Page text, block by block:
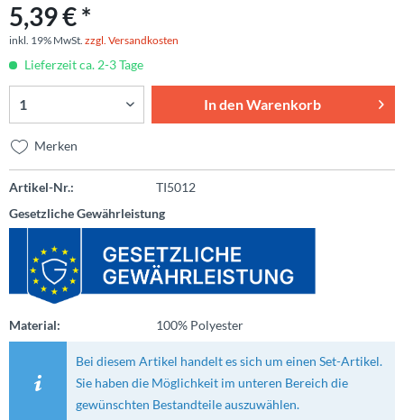
5,39 € *
inkl. 19% MwSt. zzgl. Versandkosten
Lieferzeit ca. 2-3 Tage
In denWarenkorb
Merken
Artikel-Nr.:
TI5012
Gesetzliche Gewährleistung
Material: 100% Polyester
Bei diesem Artikel handelt es sich um einen Set-Artikel.
Sie haben die Möglichkeit im unteren Bereich die
gewünschten Bestandteile auszuwählen.